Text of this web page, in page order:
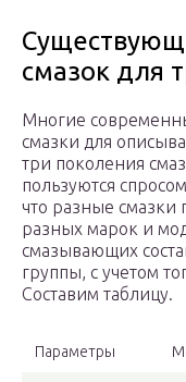
смазок для
Многие
смазки для
три поколения
пользуются
что разные смазки
разных марок и
смазывающих
группы, с учетом
Составим таблицу.
Параметры